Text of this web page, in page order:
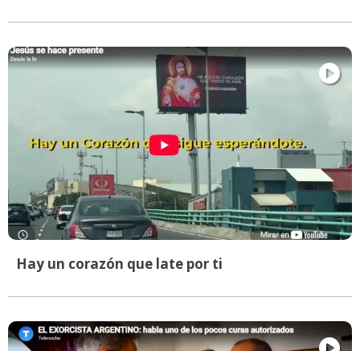
Hay un corazón que late por ti